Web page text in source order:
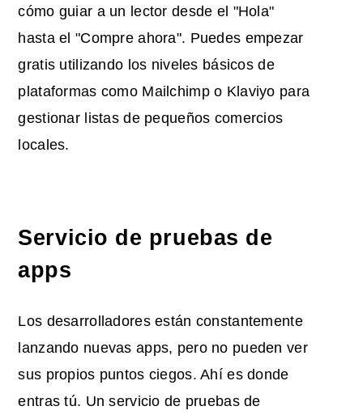
cómo guiar a un lector desde el "Hola"
hasta el "Compre ahora". Puedes empezar
gratis utilizando los niveles básicos de
plataformas como Mailchimp o Klaviyo para
gestionar listas de pequeños comercios
locales.
Servicio de pruebas de
apps
Los desarrolladores están constantemente
lanzando nuevas apps, pero no pueden ver
sus propios puntos ciegos. Ahí es donde
entras tú. Un servicio de pruebas de